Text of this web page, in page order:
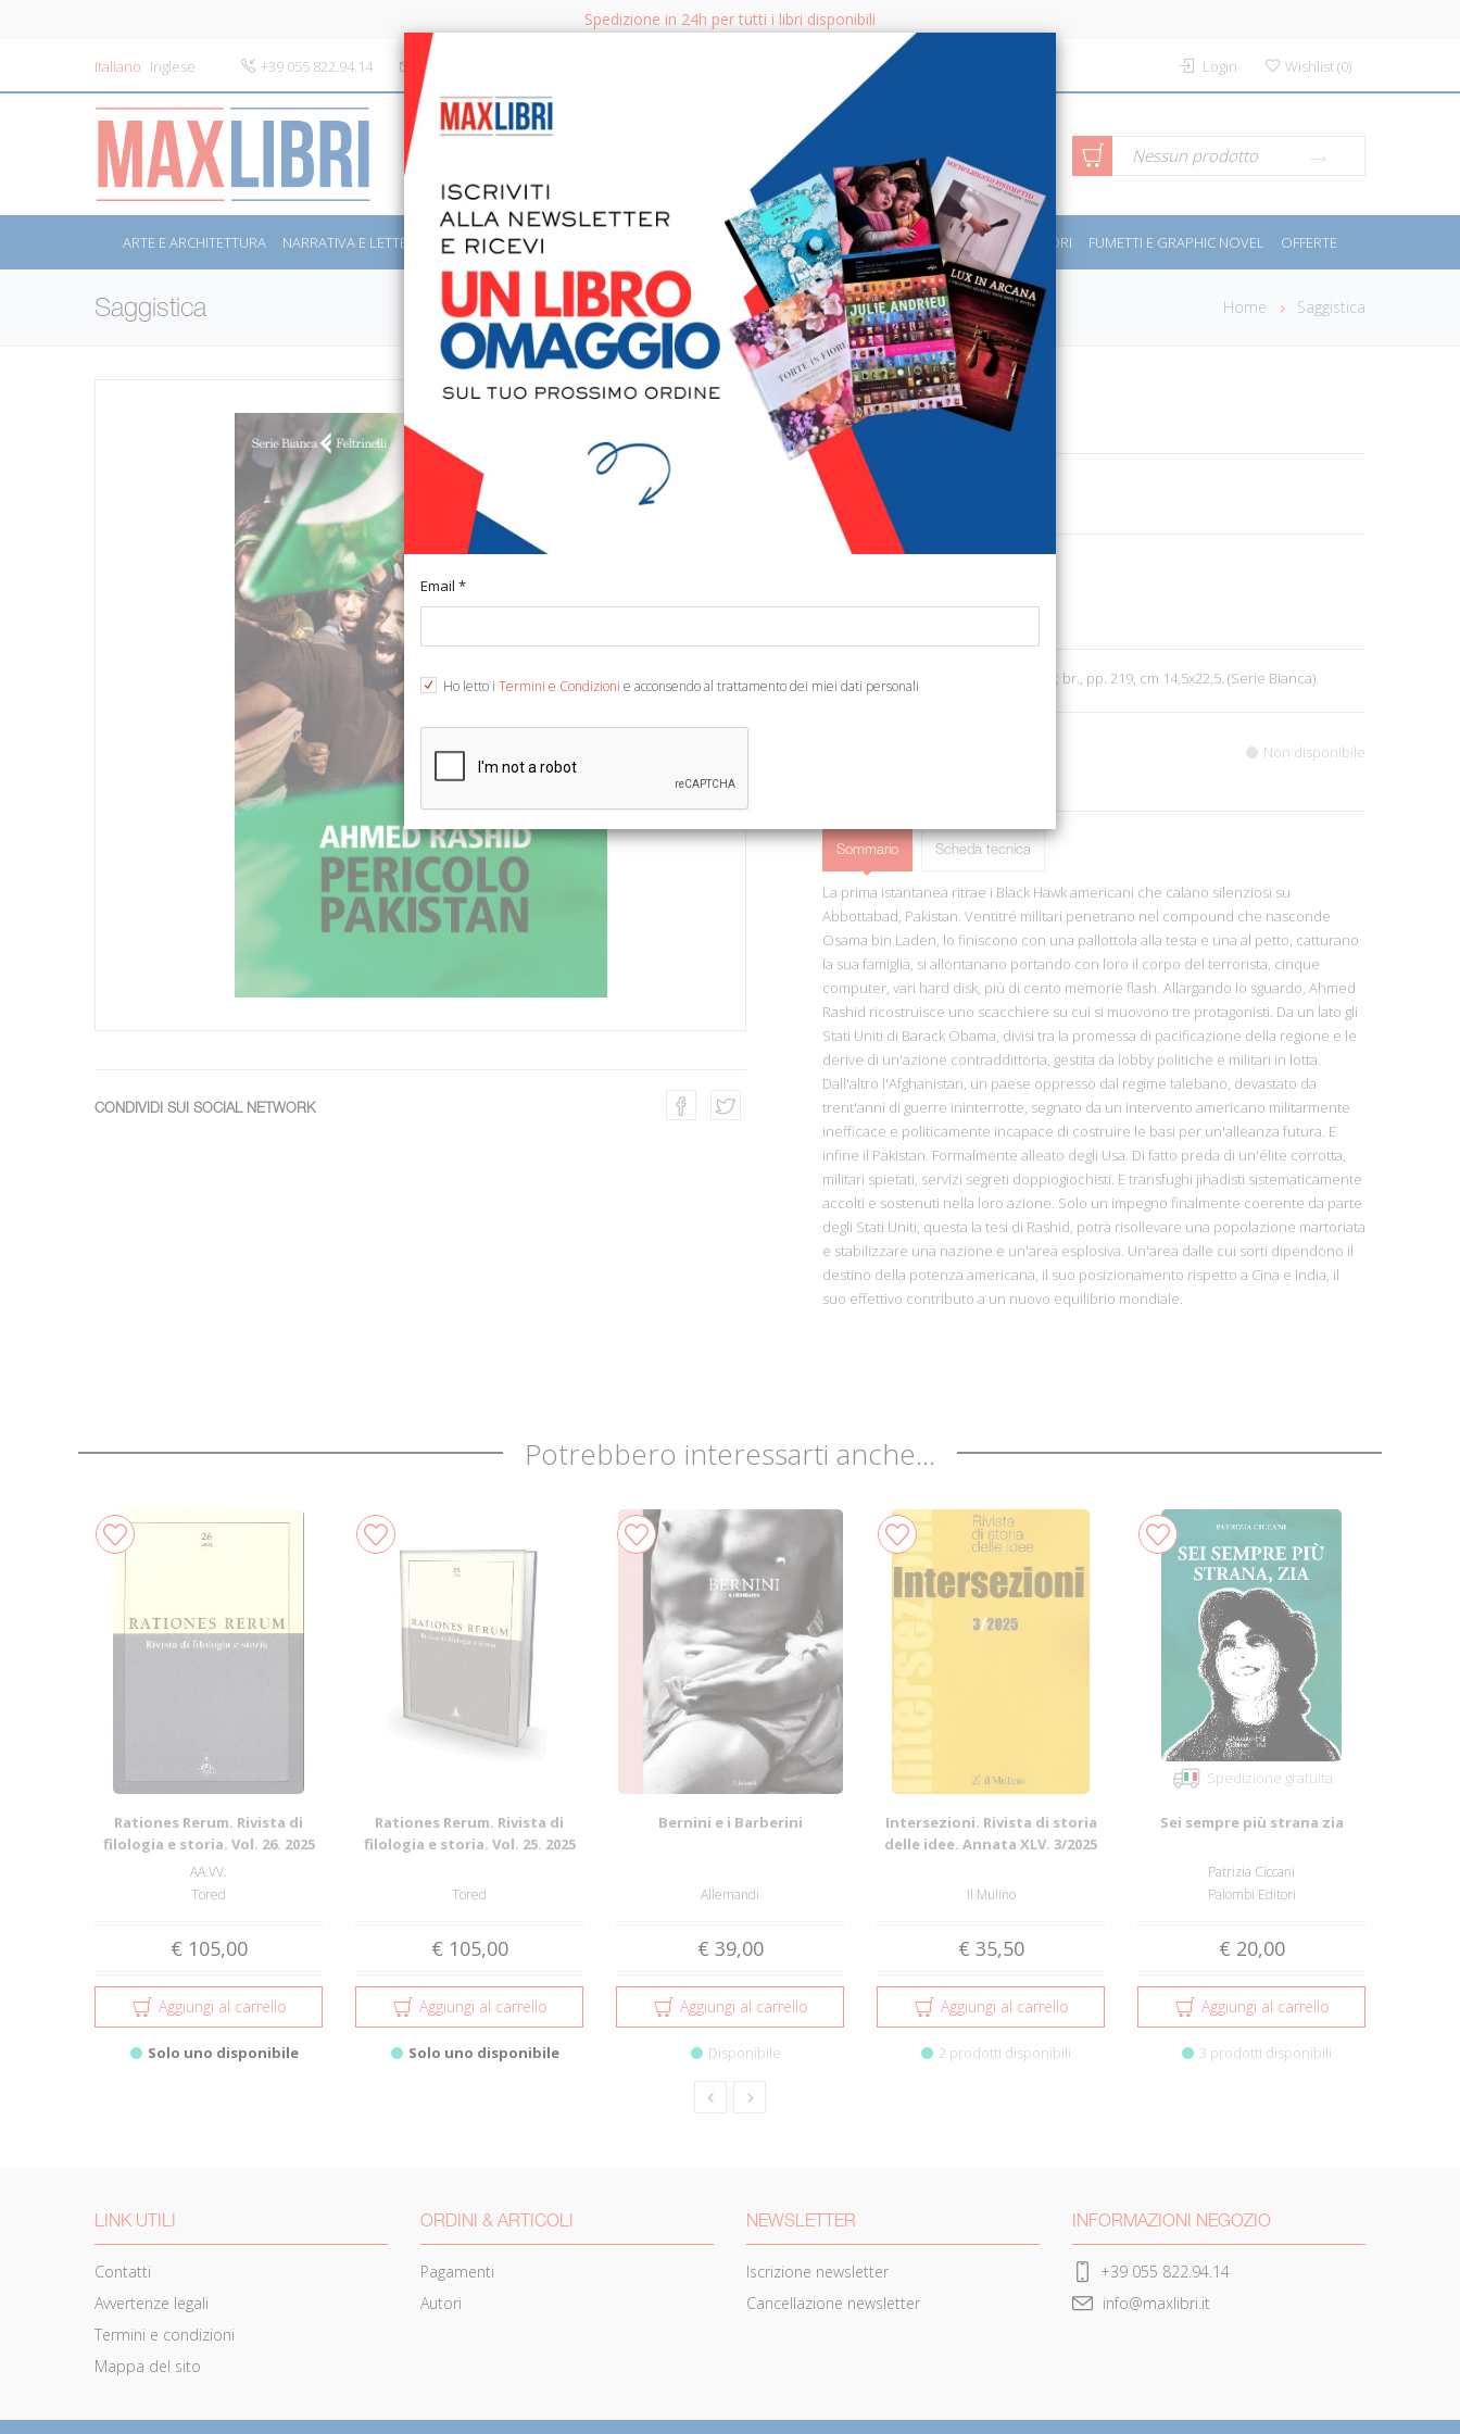
Spedizione in 24h per tutti i libri disponibili
Italiano Inglese +39 055 822.94.14 info@maxlibri.it Login Wishlist(0)
CERCA Ricerca avanzata Nessun prodotto
ARTE E ARCHITETTURA NARRATIVA E LETTERATURA SAGGISTICA LIBRI PER BAMBINI E RAGAZZI MANUALI - GUIDE - CORSI SPORT E MOTORI FUMETTI E GRAPHIC NOVEL OFFERTE
Saggistica Home Saggistica
CONDIVIDI SUI SOCIAL NETWORK
Pericolo Pakistan
€ 16,00
Traduzione di Amato B. Milano, 2013; br., pp. 219, cm 14,5x22,5. (Serie Bianca).
Non disponibile
Sommario Scheda tecnica
La prima istantanea ritrae i Black Hawk americani che calano silenziosi su
Abbottabad, Pakistan. Ventitré militari penetrano nel compound che nasconde
Osama bin Laden, lo finiscono con una pallottola alla testa e una al petto, catturano
la sua famiglia, si allontanano portando con loro il corpo del terrorista, cinque
computer, vari hard disk, più di cento memorie flash. Allargando lo sguardo, Ahmed
Rashid ricostruisce uno scacchiere su cui si muovono tre protagonisti. Da un lato gli
Stati Uniti di Barack Obama, divisi tra la promessa di pacificazione della regione e le
derive di un'azione contraddittoria, gestita da lobby politiche e militari in lotta.
Dall'altro l'Afghanistan, un paese oppresso dal regime talebano, devastato da
trent'anni di guerre ininterrotte, segnato da un intervento americano militarmente
inefficace e politicamente incapace di costruire le basi per un'alleanza futura. E
infine il Pakistan. Formalmente alleato degli Usa. Di fatto preda di un'élite corrotta,
militari spietati, servizi segreti doppiogiochisti. E transfughi jihadisti sistematicamente
accolti e sostenuti nella loro azione. Solo un impegno finalmente coerente da parte
degli Stati Uniti, questa la tesi di Rashid, potrà risollevare una popolazione martoriata
e stabilizzare una nazione e un'area esplosiva. Un'area dalle cui sorti dipendono il
destino della potenza americana, il suo posizionamento rispetto a Cina e India, il
suo effettivo contributo a un nuovo equilibrio mondiale.
Potrebbero interessarti anche...
Rationes Rerum. Rivista di
filologia e storia. Vol. 26. 2025
AA.VV.
Tored
€ 105,00
Aggiungi al carrello
Solo uno disponibile
Rationes Rerum. Rivista di
filologia e storia. Vol. 25. 2025
Tored
€ 105,00
Aggiungi al carrello
Solo uno disponibile
Bernini e i Barberini
Allemandi
€ 39,00
Aggiungi al carrello
Disponibile
Intersezioni. Rivista di storia
delle idee. Annata XLV. 3/2025
Il Mulino
€ 35,50
Aggiungi al carrello
2 prodotti disponibili
Spedizione gratuita
Sei sempre più strana zia
Patrizia Ciccani
Palombi Editori
€ 20,00
Aggiungi al carrello
3 prodotti disponibili
LINK UTILI
Contatti
Avvertenze legali
Termini e condizioni
Mappa del sito
ORDINI & ARTICOLI
Pagamenti
Autori
NEWSLETTER
Iscrizione newsletter
Cancellazione newsletter
INFORMAZIONI NEGOZIO
+39 055 822.94.14
info@maxlibri.it
Email *
Ho letto i Termini e Condizioni e acconsendo al trattamento dei miei dati personali